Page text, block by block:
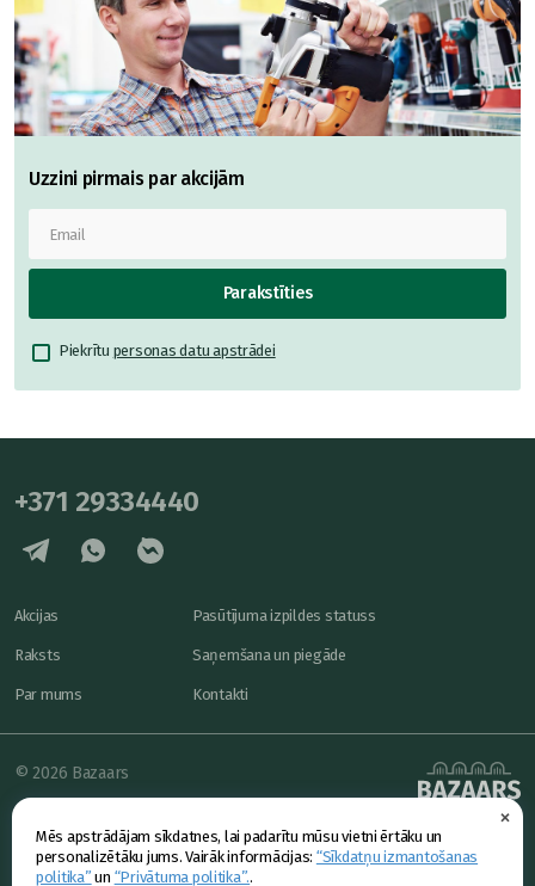
×
Mēs apstrādājam sīkdatnes, lai padarītu mūsu vietni ērtāku un
personalizētāku jums. Vairāk informācijas: “Sīkdatņu izmantošanas
politika” un “Privātuma politika”..
Uzzini pirmais par akcijām
Parakstīties
Piekrītu personas datu apstrādei
+371 29334440
Akcijas
Raksts
Par mums
Pasūtījuma izpildes statuss
Saņemšana un piegāde
Kontakti
powered by
© 2026 Bazaars
Konfidencialitāte
Piedāvājums